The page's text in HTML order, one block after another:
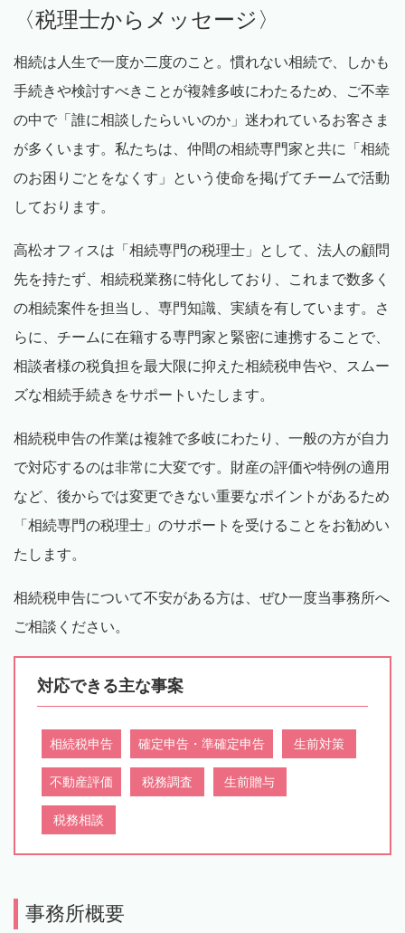
〈税理士からメッセージ〉
相続は人生で一度か二度のこと。慣れない相続で、しかも
手続きや検討すべきことが複雑多岐にわたるため、ご不幸
の中で「誰に相談したらいいのか」迷われているお客さま
が多くいます。私たちは、仲間の相続専門家と共に「相続
のお困りごとをなくす」という使命を掲げてチームで活動
しております。
高松オフィスは「相続専門の税理士」として、法人の顧問
先を持たず、相続税業務に特化しており、これまで数多く
の相続案件を担当し、専門知識、実績を有しています。さ
らに、チームに在籍する専門家と緊密に連携することで、
相談者様の税負担を最大限に抑えた相続税申告や、スムー
ズな相続手続きをサポートいたします。
相続税申告の作業は複雑で多岐にわたり、一般の方が自力
で対応するのは非常に大変です。財産の評価や特例の適用
など、後からでは変更できない重要なポイントがあるため
「相続専門の税理士」のサポートを受けることをお勧めい
たします。
相続税申告について不安がある方は、ぜひ一度当事務所へ
ご相談ください。
対応できる主な事案
相続税申告 確定申告・準確定申告 生前対策
不動産評価 税務調査 生前贈与
税務相談
事務所概要